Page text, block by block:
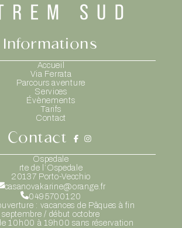
Informations
Accueil
Via Ferrata
Parcours aventure
Services
Évènements
Tarifs
Contact
Contact
Ospedale
rte de l’Ospedale
20137 Porto-Vecchio
casanovakarine@orange.fr
0495700120
: vacances de Pâques à fin
septembre / début octobre
10h00 à 19h00 sans réservation